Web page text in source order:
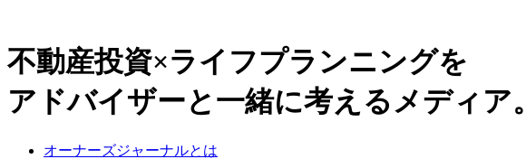
不動産投資×ライフプランニングを
アドバイザーと一緒に考えるメディア。
オーナーズジャーナルとは